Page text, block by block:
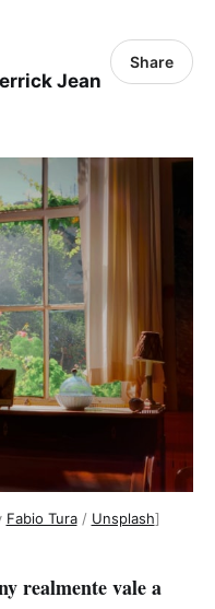
Jean
Share
Fabio Tura / Unsplash]
realmente vale a